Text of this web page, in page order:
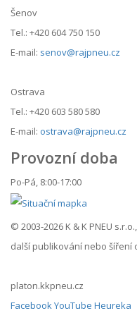
Šenov
Tel.: +420 604 750 150
E-mail: senov@rajpneu.cz
Ostrava
Tel.: +420 603 580 580
E-mail: ostrava@rajpneu.cz
Provozní doba
Po-Pá, 8:00-17:00
© 2003-2026 K & K PNEU
další publikování nebo
platon.kkpneu.cz
FacebookYouTube Heureka